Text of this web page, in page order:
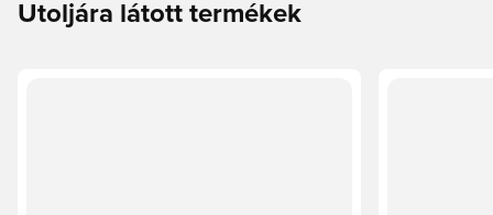
Utoljára látott termékek